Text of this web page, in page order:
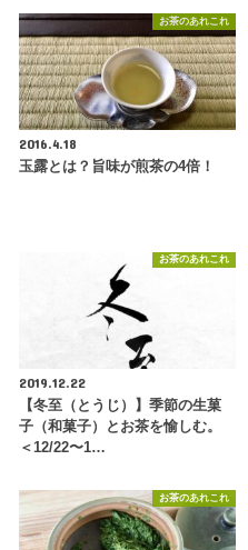
お茶のあれこれ
2016.4.18
玉露とは？旨味が煎茶の4倍！
お茶のあれこれ
2019.12.22
【冬至（とうじ）】季節の生菓
子（和菓子）とお茶を愉しむ。
＜12/22〜1…
お茶のあれこれ